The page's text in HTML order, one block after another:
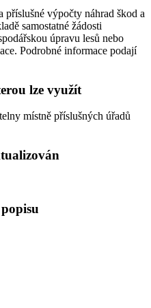
příslušné výpočty náhrad škod a
samostatné žádosti
úpravu lesů nebo
Podrobné informace podají
lze využít
místně příslušných úřadů